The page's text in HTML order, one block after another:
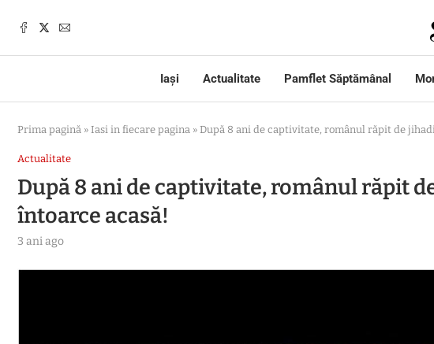
Iași Actualitate Pamflet Săptămânal
Prima pagină » Iasi in fiecare pagina » După 8 ani de captivitate, românul răpit de
Actualitate
După 8 ani de captivitate, românul răpit
întoarce acasă!
3 ani ago